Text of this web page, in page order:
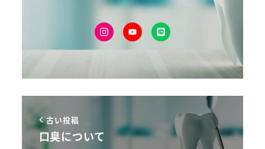
古い投稿
口臭について